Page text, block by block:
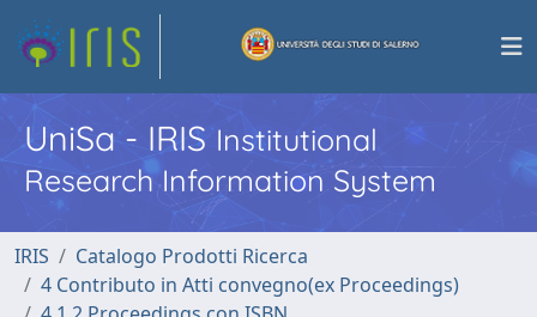
UniSa - IRISInstitutional
Research Information System
IRIS
Catalogo Prodotti Ricerca
4 Contributo in Atti convegno(ex Proceedings)